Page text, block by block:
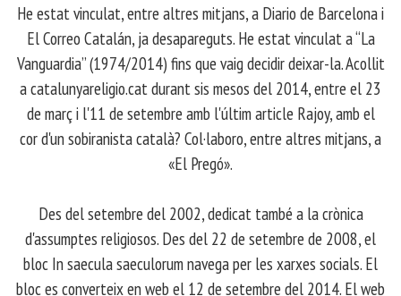
​ He estat vinculat, entre altres mitjans, a Diario de Barcelona i
El Correo Catalán, ja desapareguts. He estat vinculat a “La
Vanguardia” (1974/2014) fins que vaig decidir deixar-la. Acollit
a catalunyareligio.cat durant sis mesos del 2014, entre el 23
de març i l'11 de setembre amb l'últim article Rajoy, amb el
cor d'un sobiranista català? Col·laboro, entre altres mitjans, a
«El Pregó».
​ Des del setembre del 2002, dedicat també a la crònica
d'assumptes religiosos. Des del 22 de setembre de 2008, el
bloc In saecula saeculorum navega per les xarxes socials. El
bloc es converteix en web el 12 de setembre del 2014. El web